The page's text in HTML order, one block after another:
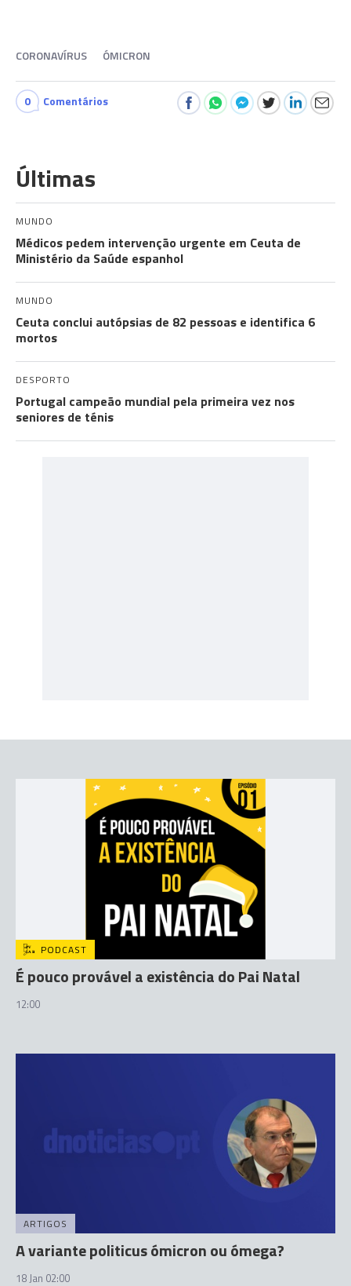
CORONAVÍRUS ÓMICRON
0 Comentários
Últimas
MUNDO
Médicos pedem intervenção urgente em Ceuta de
Ministério da Saúde espanhol
MUNDO
Ceuta conclui autópsias de 82 pessoas e identifica 6
mortos
DESPORTO
Portugal campeão mundial pela primeira vez nos
seniores de ténis
PODCAST
É pouco provável a existência do Pai Natal
12:00
ARTIGOS
A variante politicus ómicron ou ómega?
18 Jan 02:00